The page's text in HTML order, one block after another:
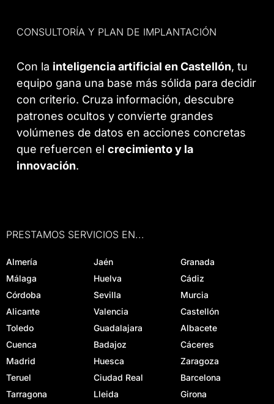
CONSULTORÍA Y PLAN DE IMPLANTACIÓN
Con la inteligencia artificial en Castellón, tu
equipo gana una base más sólida para decidir
con criterio. Cruza información, descubre
patrones ocultos y convierte grandes
volúmenes de datos en acciones concretas
que refuercen elcrecimiento y la
innovación.
PRESTAMOS SERVICIOS EN...
Almería Jaén
Granada
Málaga
Huelva
Cádiz
Córdoba
Sevilla
Murcia
Alicante
Valencia
Castellón
Toledo
Guadalajara
Albacete
Cuenca
Badajoz
Cáceres
Madrid
Huesca
Zaragoza
Teruel
Ciudad Real
Barcelona
Tarragona
Lleida
Girona